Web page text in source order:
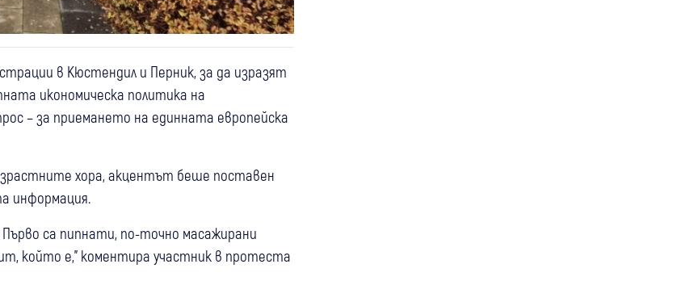
в Кюстендил и Перник, за да изразят
икономическа политика на
– за приемането на единната европейска
хора, акцентът беше поставен
информация.
са пипнати, по-точно масажирани
който е," коментира участник в протеста